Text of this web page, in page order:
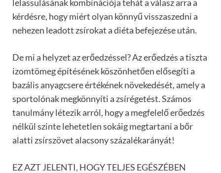
lelassulásának kombinációja tehát a válasz arra a
kérdésre, hogy miért olyan könnyű visszaszedni a
nehezen leadott zsírokat a diéta befejezése után.
De mi a helyzet az erőedzéssel? Az erőedzés a tiszta
izomtömeg építésének köszönhetően elősegíti a
bazális anyagcsere értékének növekedését, amely a
sportolónak megkönnyíti a zsírégetést. Számos
tanulmány létezik arról, hogy a megfelelő erőedzés
nélkül szinte lehetetlen sokáig megtartani a bőr
alatti zsírszövet alacsony százalékarányát!
EZ AZT JELENTI, HOGY TELJES EGÉSZÉBEN